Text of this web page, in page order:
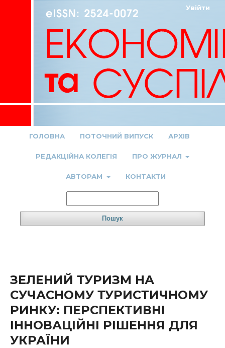
ГОЛОВНА ПОТОЧНИЙ ВИПУСК АРХІВ
РЕДАКЦІЙНА КОЛЕГІЯ ПРО ЖУРНАЛ
АВТОРАМ КОНТАКТИ
Пошук
Увійти
ЗЕЛЕНИЙ ТУРИЗМ НА
СУЧАСНОМУ ТУРИСТИЧНОМУ
РИНКУ: ПЕРСПЕКТИВНІ
ІННОВАЦІЙНІ РІШЕННЯ ДЛЯ
УКРАЇНИ